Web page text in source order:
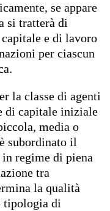
se appare
si tratterà di
capitale e di lavoro
per ciascun
la classe di agenti
di capitale iniziale
media o
subordinato il
regime di piena
tra
la qualità
tipologia di